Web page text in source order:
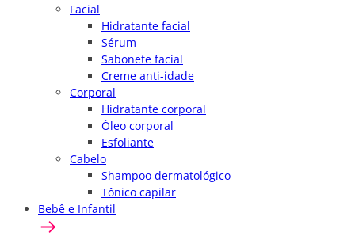
Facial
Hidratante facial
Sérum
Sabonete facial
Creme anti-idade
Corporal
Hidratante corporal
Óleo corporal
Esfoliante
Cabelo
Shampoo dermatológico
Tônico capilar
Bebê e Infantil